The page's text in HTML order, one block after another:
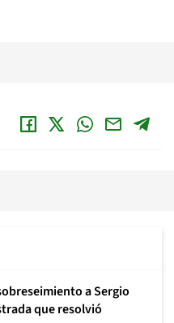
a Sergio
que resolvió